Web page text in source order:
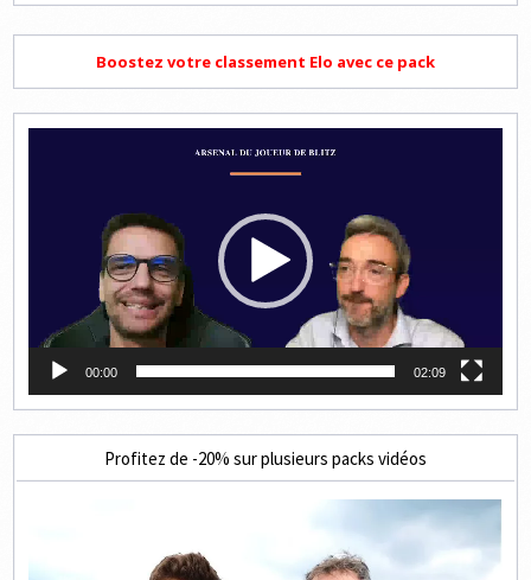
Boostez votre classement Elo avec ce pack
00:00 02:09
Profitez de -20% sur plusieurs packs vidéos